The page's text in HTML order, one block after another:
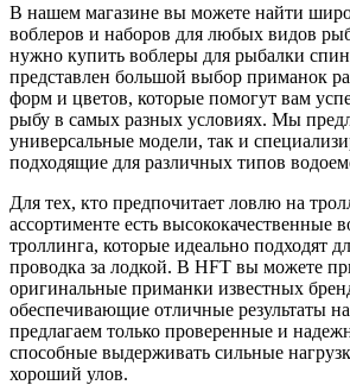
В нашем магазине вы можете найти
воблеров и наборов для любых видов
нужно купить воблеры для рыбалки
представлен большой выбор приманок
форм и цветов, которые помогут вам
рыбу в самых разных условиях. Мы
универсальные модели, так и
подходящие для различных типов
Для тех, кто предпочитает ловлю на
ассортименте есть высококачественные
троллинга, которые идеально подходят
проводка за лодкой. В HFT вы можете
оригинальные приманки известных
обеспечивающие отличные результаты
предлагаем только проверенные и
способные выдерживать сильные
хороший улов.